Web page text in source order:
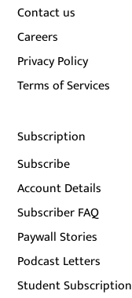
Contact us
Careers
Privacy Policy
Terms of Services
Subscription
Subscribe
Account Details
Subscriber FAQ
Paywall Stories
Podcast Letters
Student Subscription